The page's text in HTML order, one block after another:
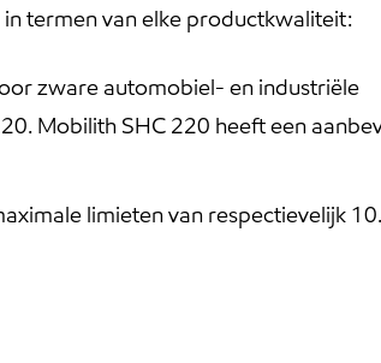
termen van elke productkwaliteit:
zware automobiel- en industriële
Mobilith SHC 220 heeft een
limieten van respectievelijk